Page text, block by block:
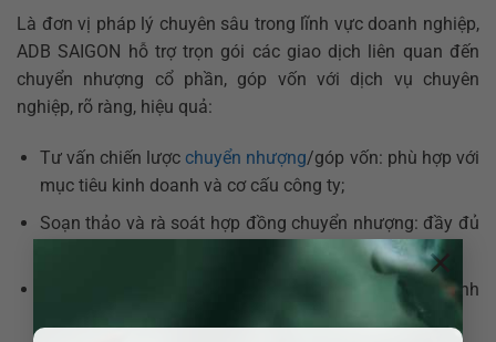
×
Là đơn vị pháp lý chuyên sâu trong lĩnh vực doanh nghiệp,
ADB SAIGON hỗ trợ trọn gói các giao dịch liên quan đến
chuyển nhượng cổ phần, góp vốn với dịch vụ chuyên
nghiệp, rõ ràng, hiệu quả:
Tư vấn chiến lược chuyển nhượng/góp vốn: phù hợp với
mục tiêu kinh doanh và cơ cấu công ty;
Soạn thảo và rà soát hợp đồng chuyển nhượng: đầy đủ
Tư vấn và thực hiện thủ tục thuế: hỗ trợ khai thuế, tính